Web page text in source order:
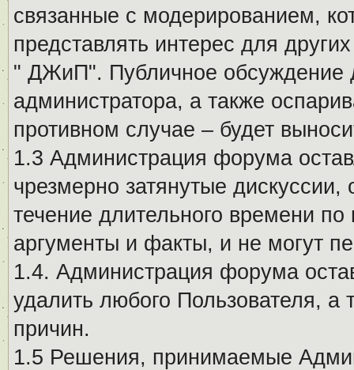
связанные с модерированием,
представлять интерес для
" ДЖиП". Публичное обсуждение
администратора, а также
противном случае – будет
1.3 Администрация форума
чрезмерно затянутые
течение длительного времени
аргументы и факты, и не могут
1.4. Администрация форума
удалить любого Пользователя, а
причин.
1.5 Решения, принимаемые